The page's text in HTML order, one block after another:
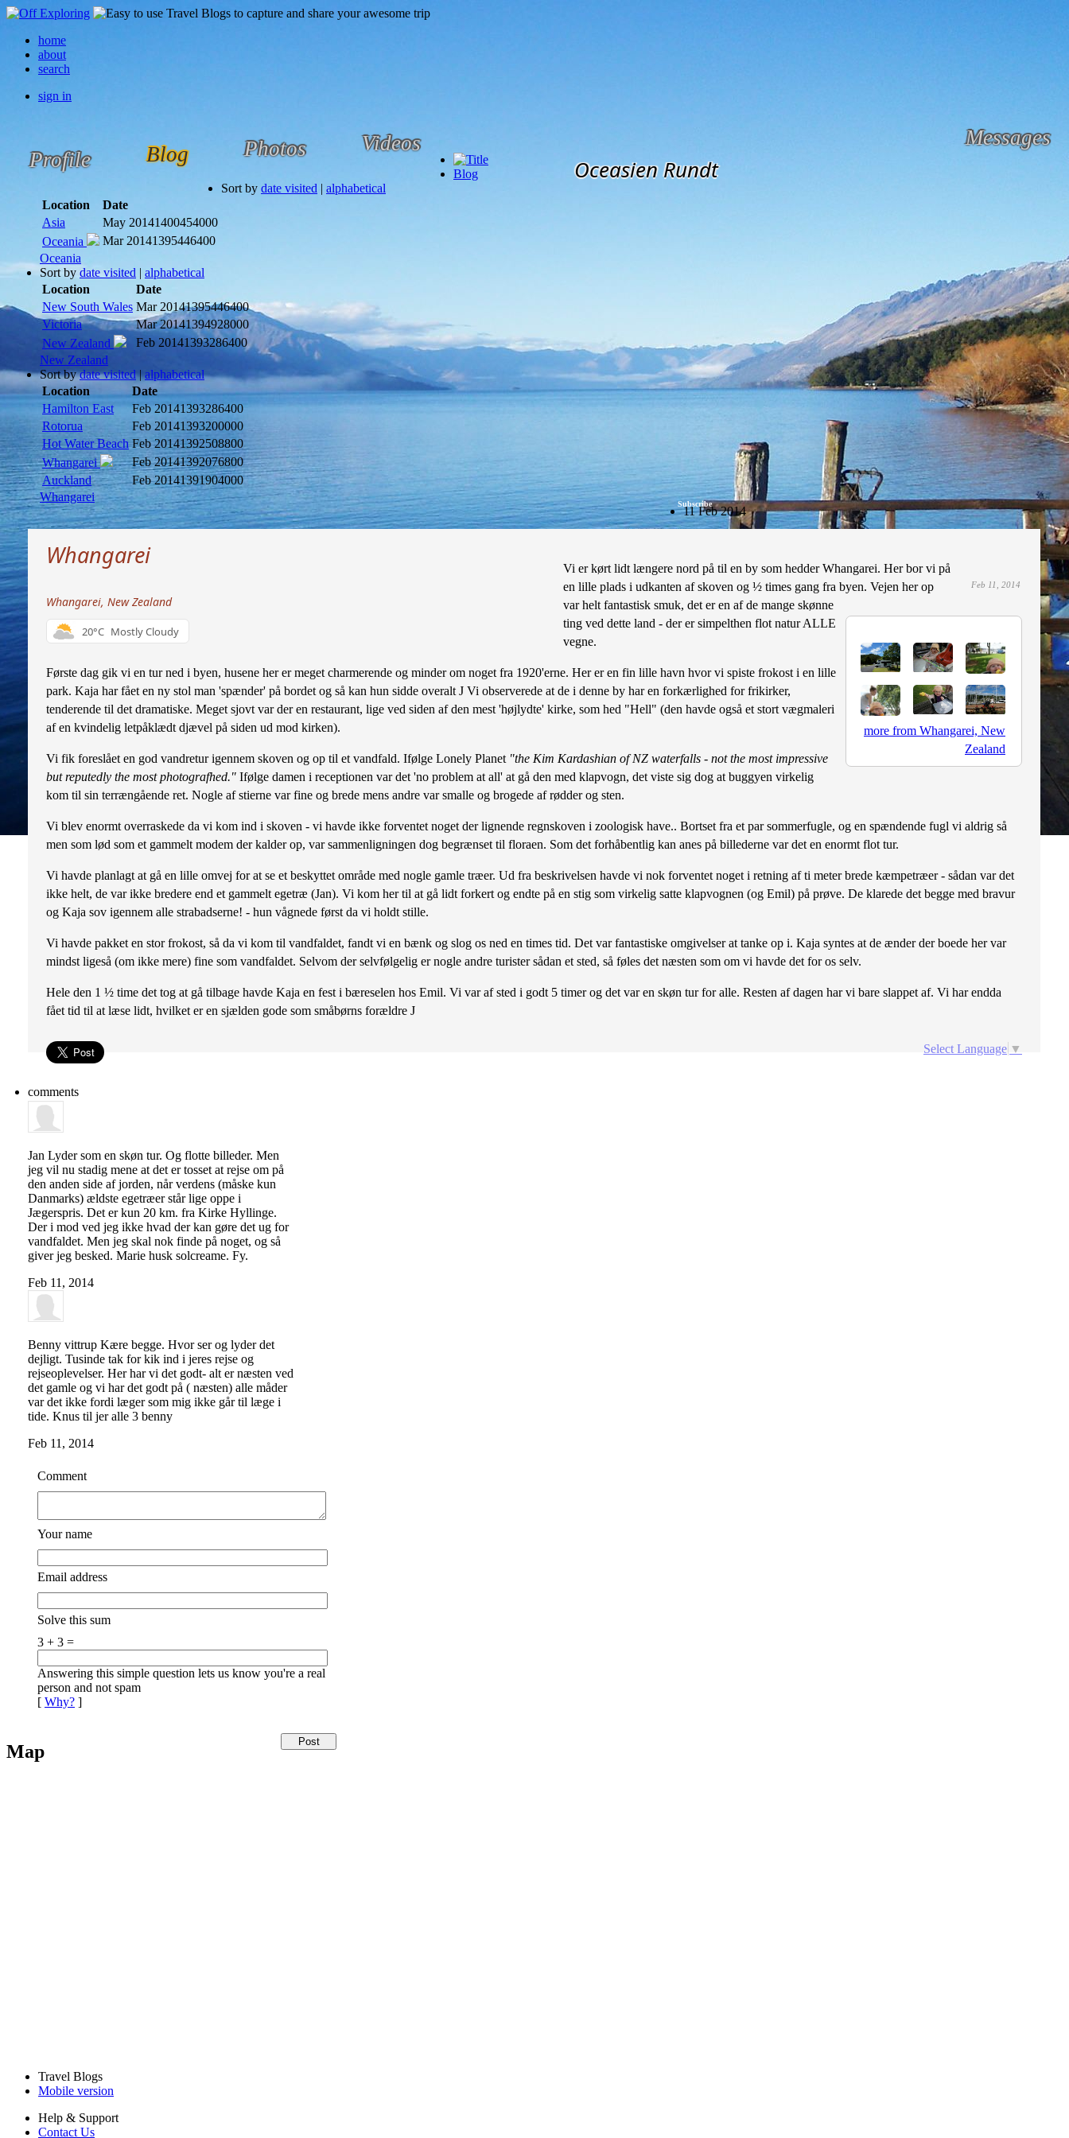
home
about
search
sign in
Profile Blog Photos Videos Messages
Subscribe
Oceasien Rundt
Blog
Sort by date visited | alphabetical
Location
Date
Asia
May 20141400454000
Oceania
Mar 20141395446400
Oceania
Sort by date visited | alphabetical
Location
Date
New South Wales Mar 20141395446400
Victoria
Mar 20141394928000
New Zealand
Feb 20141393286400
New Zealand
Sort bydate visited | alphabetical
Location
Date
Hamilton East
Feb 20141393286400
Rotorua
Feb 20141393200000
Hot Water Beach Feb 20141392508800
Whangarei
Feb 20141392076800
Auckland
Feb 20141391904000
Whangarei
11 Feb 2014
Whangarei
Whangarei, New Zealand
20°C Mostly Cloudy
Feb 11, 2014
more from Whangarei, New
Zealand
Vi er kørt lidt længere nord på til en by som hedder Whangarei. Her bor vi på
en lille plads i udkanten af skoven og ½ times gang fra byen. Vejen her op
var helt fantastisk smuk, det er en af de mange skønne
ting ved dette land - der er simpelthen flot natur ALLE
vegne.
Første dag gik vi en tur ned i byen, husene her er meget charmerende og minder om noget fra 1920'erne. Her er en fin lille havn hvor vi spiste frokost i en lille
park. Kaja har fået en ny stol man 'spænder' på bordet og så kan hun sidde overalt J Vi observerede at de i denne by har en forkærlighed for frikirker,
tenderende til det dramatiske. Meget sjovt var der en restaurant, lige ved siden af den mest 'højlydte' kirke, som hed "Hell" (den havde også et stort vægmaleri
af en kvindelig letpåklædt djævel på siden ud mod kirken).
Vi fik foreslået en god vandretur igennem skoven og op til et vandfald. Ifølge Lonely Planet "the Kim Kardashian of NZ waterfalls - not the most impressive
but reputedly the most photografhed." Ifølge damen i receptionen var det 'no problem at all' at gå den med klapvogn, det viste sig dog at buggyen virkelig
kom til sin terrængående ret. Nogle af stierne var fine og brede mens andre var smalle og brogede af rødder og sten.
Vi blev enormt overraskede da vi kom ind i skoven - vi havde ikke forventet noget der lignende regnskoven i zoologisk have.. Bortset fra et par sommerfugle, og en spændende fugl vi aldrig så
men som lød som et gammelt modem der kalder op, var sammenligningen dog begrænset til floraen. Som det forhåbentlig kan anes på billederne var det en enormt flot tur.
Vi havde planlagt at gå en lille omvej for at se et beskyttet område med nogle gamle træer. Ud fra beskrivelsen havde vi nok forventet noget i retning af ti meter brede kæmpetræer - sådan var det
ikke helt, de var ikke bredere end et gammelt egetræ (Jan). Vi kom her til at gå lidt forkert og endte på en stig som virkelig satte klapvognen (og Emil) på prøve. De klarede det begge med bravur
og Kaja sov igennem alle strabadserne! - hun vågnede først da vi holdt stille.
Vi havde pakket en stor frokost, så da vi kom til vandfaldet, fandt vi en bænk og slog os ned en times tid. Det var fantastiske omgivelser at tanke op i. Kaja syntes at de ænder der boede her var
mindst ligeså (om ikke mere) fine som vandfaldet. Selvom der selvfølgelig er nogle andre turister sådan et sted, så føles det næsten som om vi havde det for os selv.
Hele den 1 ½ time det tog at gå tilbage havde Kaja en fest i bæreselen hos Emil. Vi var af sted i godt 5 timer og det var en skøn tur for alle. Resten af dagen har vi bare slappet af. Vi har endda
fået tid til at læse lidt, hvilket er en sjælden gode som småbørns forældre J
Select Language ▼
comments
Jan Lyder som en skøn tur. Og flotte billeder. Men
jeg vil nu stadig mene at det er tosset at rejse om på
den anden side af jorden, når verdens (måske kun
Danmarks) ældste egetræer står lige oppe i
Jægerspris. Det er kun 20 km. fra Kirke Hyllinge.
Der i mod ved jeg ikke hvad der kan gøre det ug for
vandfaldet. Men jeg skal nok finde på noget, og så
giver jeg besked. Marie husk solcreame. Fy.
Feb 11, 2014
Benny vittrup Kære begge. Hvor ser og lyder det
dejligt. Tusinde tak for kik ind i jeres rejse og
rejseoplevelser. Her har vi det godt- alt er næsten ved
det gamle og vi har det godt på ( næsten) alle måder
var det ikke fordi læger som mig ikke går til læge i
tide. Knus til jer alle 3 benny
Feb 11, 2014
Comment
Your name
Email address
Solve this sum
3 + 3 =
Answering this simple question lets us know you're a real
person and not spam
[ Why? ]
Map
Travel Blogs
Mobile version
Help & Support
Contact Us